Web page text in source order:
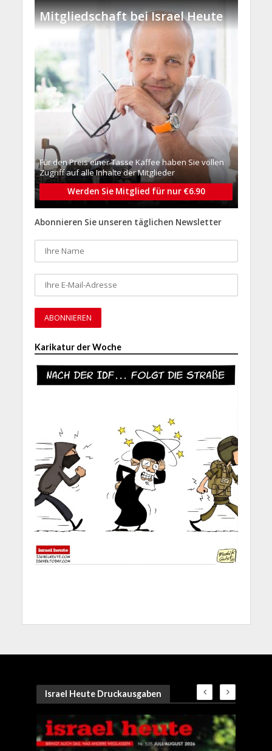
Mitgliedschaft bei Israel Heute
Für den Preis einer Tasse Kaffee haben Sie vollen
Zugriff auf alle Inhalte der Mitglieder
Werden Sie Mitglied für nur €6.90
Abonnieren Sie unseren täglichen Newsletter
Karikatur der Woche
Israel Heute Druckausgaben